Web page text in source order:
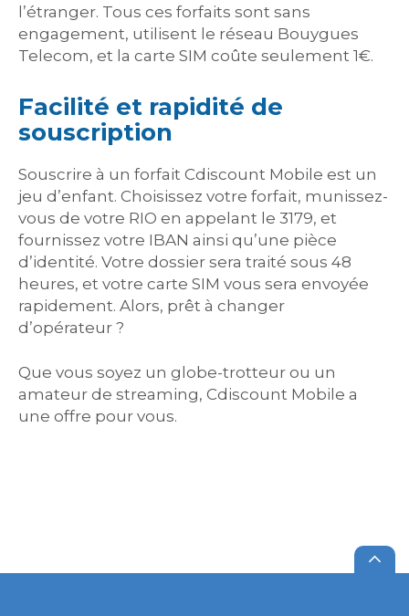
l’étranger. Tous ces forfaits sont sans
engagement, utilisent le réseau Bouygues
Telecom, et la carte SIM coûte seulement 1€.
Facilité et rapidité de
souscription
Souscrire à un forfait Cdiscount Mobile est un
jeu d’enfant. Choisissez votre forfait, munissez-
vous de votre RIO en appelant le 3179, et
fournissez votre IBAN ainsi qu’une pièce
d’identité. Votre dossier sera traité sous 48
heures, et votre carte SIM vous sera envoyée
rapidement. Alors, prêt à changer
d’opérateur ?
Que vous soyez un globe-trotteur ou un
amateur de streaming, Cdiscount Mobile a
une offre pour vous.